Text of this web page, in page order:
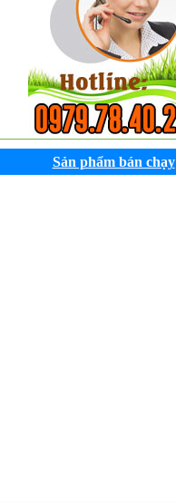
Sản phẩm bán chạy